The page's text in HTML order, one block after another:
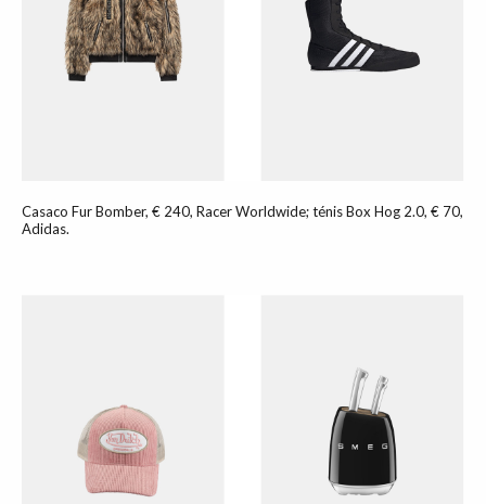
Casaco Fur Bomber, € 240, Racer Worldwide; ténis Box Hog 2.0, € 70,
Adidas.